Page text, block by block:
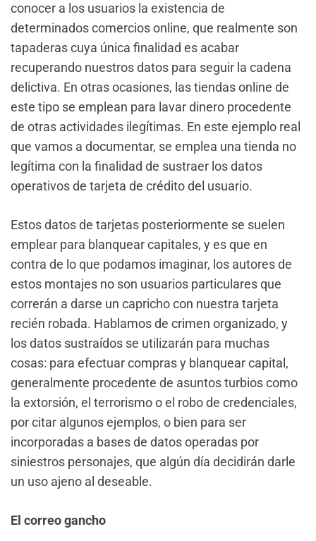
conocer a los usuarios la existencia de
determinados comercios online, que realmente son
tapaderas cuya única finalidad es acabar
recuperando nuestros datos para seguir la cadena
delictiva. En otras ocasiones, las tiendas online de
este tipo se emplean para lavar dinero procedente
de otras actividades ilegítimas. En este ejemplo real
que vamos a documentar, se emplea una tienda no
legítima con la finalidad de sustraer los datos
operativos de tarjeta de crédito del usuario.
Estos datos de tarjetas posteriormente se suelen
emplear para blanquear capitales, y es que en
contra de lo que podamos imaginar, los autores de
estos montajes no son usuarios particulares que
correrán a darse un capricho con nuestra tarjeta
recién robada. Hablamos de crimen organizado, y
los datos sustraídos se utilizarán para muchas
cosas: para efectuar compras y blanquear capital,
generalmente procedente de asuntos turbios como
la extorsión, el terrorismo o el robo de credenciales,
por citar algunos ejemplos, o bien para ser
incorporadas a bases de datos operadas por
siniestros personajes, que algún día decidirán darle
un uso ajeno al deseable.
El correo gancho